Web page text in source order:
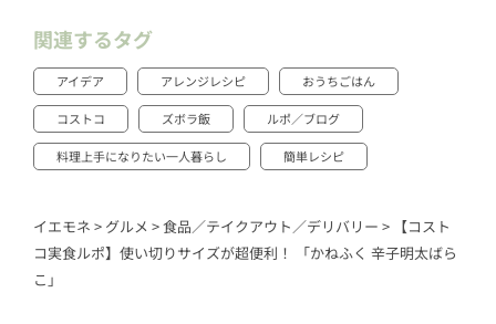
関連するタグ
アイデア アレンジレシピ おうちごはん
コストコ ズボラ飯 ルポ／ブログ
料理上手になりたい一人暮らし 簡単レシピ
イエモネ > グルメ >食品／テイクアウト／デリバリー > 【コスト
コ実食ルポ】使い切りサイズが超便利！ 「かねふく 辛子明太ばら
こ」